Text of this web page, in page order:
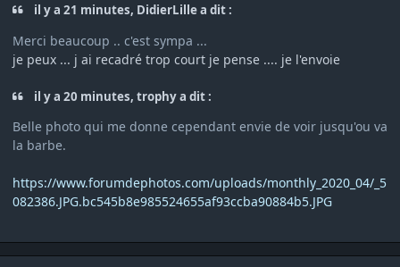
il y a 21 minutes, DidierLille a dit :
Merci beaucoup .. c'est sympa ...
je peux ... j ai recadré trop court je pense .... je l'envoie
il y a 20 minutes, trophy a dit :
Belle photo qui me donne cependant envie de voir jusqu'ou va
la barbe.
https://www.forumdephotos.com/uploads/monthly_2020_04/_5
082386.JPG.bc545b8e985524655af93ccba90884b5.JPG